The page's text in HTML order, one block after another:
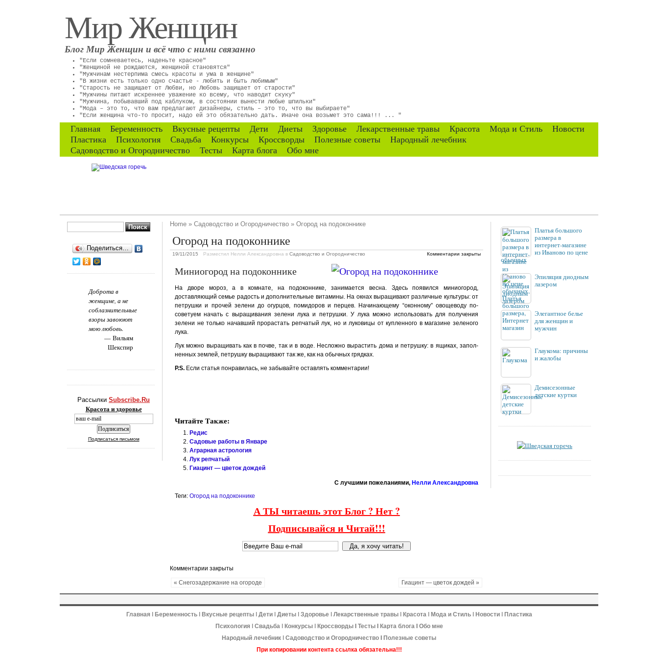
Мир Женщин
Блог Мир Женщин и всё что с ними связанно
"Если сомневаетесь, наденьте красное"
"Женщиной не рождаются, женщиной становятся"
"Мужчинам нестерпима смесь красоты и ума в женщине"
"В жизни есть только одно счастье - любить и быть любимым"
"Старость не защищает от Любви, но Любовь защищает от старости"
"Мужчины питают искреннее уважение ко всему, что наводит скуку"
"Мужчина, побывавший под каблуком, в состоянии вынести любые шпильки"
"Мода – это то, что вам предлагают дизайнеры, стиль – это то, что вы выбираете"
"Если женщина что-то просит, надо ей это обязательно дать. Иначе она возьмет это сама!!! ... "
Главная Беременность Вкусные рецепты Дети Диеты Здоровье Лекарственные травы Красота Мода и Стиль
Новости
Пластика
Психология Свадьба Конкурсы Кроссворды Полезные советы
Народный лечебник
Садоводство и Огородничество
Тесты Карта блога Обо мне
Home » Садоводство и Огородничество » Огород на подоконнике
Огород на подоконнике
19/11/2015 Разместил Нелли Александровна в Садоводство и Огородничество Комментарии закрыты
Мини­огород на подоконнике
На дворе мороз, а в комнате, на подоконни­ке, занимается весна. Здесь появился мини­огород,
доставляющий семье радость и допол­нительные витамины. На окнах выращивают различные культуры: от
петрушки и прочей зелени до огурцов, помидоров и перцев. Начинающему “оконному” овощеводу по­
советуем начать с выращивания зелени лука и петрушки. У лука можно использовать для получения
зелени не только начавший прора­стать репчатый лук, но и луковицы от куплен­ного в магазине зеленого
лука.
Лук можно вы­ращивать как в почве, так и в воде. Несложно вырастить дома и петрушку: в ящиках, запол­
ненных землей, петрушку выращивают так же, как на обычных грядках.
P.S. Если статья понравилась, не забывайте оставлять комментарии!
Читайте Также:
Редис
Садовые работы в Январе
Аграрная астрология
Лук репчатый
Гиацинт — цветок дождей
C лучшими пожеланиями, Нелли Александровна
Теги: Огород на подоконнике
А ТЫ читаешь этот Блог ? Нет ?
Подписывайся и Читай!!!
Комментарии закрыты
« Снегозадержание на огороде Гиацинт — цветок дождей »
Поделиться…
Доброта в
женщине, а не
соблазнительные
взоры завоюют
мою любовь.
Вильям
Шекспир
Рассылки Subscribe.Ru
Красота и здоровье
Подписаться письмом
Платья большого
размера в
интернет-магазине
из Иваново по цене
обычных
Эпиляция диодным
лазером
Элегантное белье
для женщин и
мужчин
Глаукома: причины
и жалобы
Демисезонные
детские куртки
Главная Беременностьǀ Вкусные рецепты Детиǀ Диетыǀ Здоровьеǀ Лекарственные травы Красотаǀ Мода и Стильǀ Новостиǀ
Пластика
Психология
Свадьбаǀ Конкурсыǀ Кроссвордыǀ Тестыǀ Карта блогаǀ Обо мне
Народный лечебник
Садоводство и Огородничество
Полезные советы
При копировании контента ссылка обязательна!!!